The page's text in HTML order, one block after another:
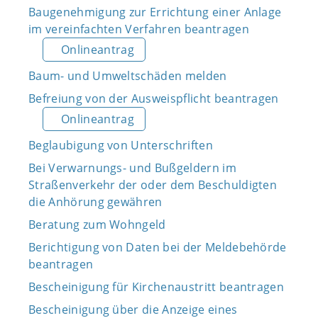
Baugenehmigung zur Errichtung einer Anlage
im vereinfachten Verfahren beantragen
Onlineantrag
Baum- und Umweltschäden melden
Befreiung von der Ausweispflicht beantragen
Onlineantrag
Beglaubigung von Unterschriften
Bei Verwarnungs- und Bußgeldern im
Straßenverkehr der oder dem Beschuldigten
die Anhörung gewähren
Beratung zum Wohngeld
Berichtigung von Daten bei der Meldebehörde
beantragen
Bescheinigung für Kirchenaustritt beantragen
Bescheinigung über die Anzeige eines